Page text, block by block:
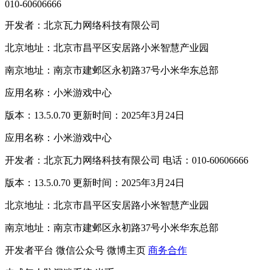
010-60606666
开发者：北京瓦力网络科技有限公司
北京地址：北京市昌平区安居路小米智慧产业园
南京地址：南京市建邺区永初路37号小米华东总部
应用名称：小米游戏中心
版本：13.5.0.70 更新时间：2025年3月24日
应用名称：小米游戏中心
开发者：北京瓦力网络科技有限公司 电话：010-60606666
版本：13.5.0.70 更新时间：2025年3月24日
北京地址：北京市昌平区安居路小米智慧产业园
南京地址：南京市建邺区永初路37号小米华东总部
开发者平台 微信公众号 微博主页 商务合作